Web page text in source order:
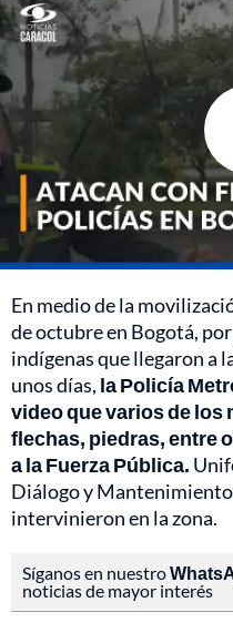
En medio de la
de octubre en Bogotá,
indígenas que llegaron a
unos días, la Policía
video que varios de los
flechas, piedras, entre
a la Fuerza Pública.
Diálogo y
intervinieron en la zona.
Síganos en nuestro
noticias de mayor interés